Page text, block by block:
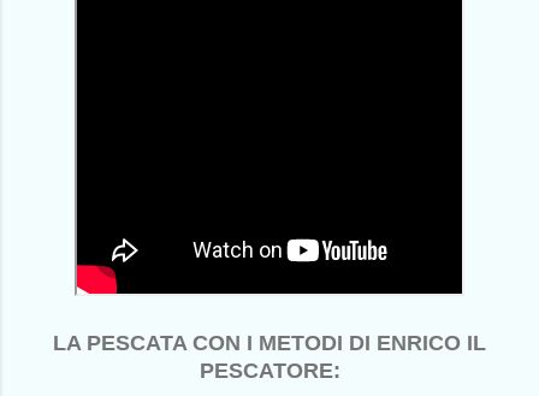
LA PESCATA CON I METODI DI ENRICO IL
PESCATORE: